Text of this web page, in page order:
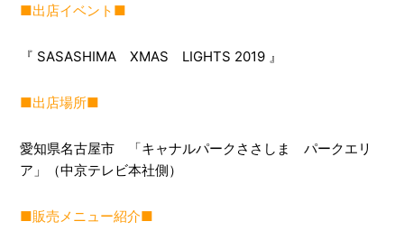
■出店イベント■
『 SASASHIMA XMAS LIGHTS 2019 』
■出店場所■
愛知県名古屋市 「キャナルパークささしま パークエリ
ア」（中京テレビ本社側）
■販売メニュー紹介■